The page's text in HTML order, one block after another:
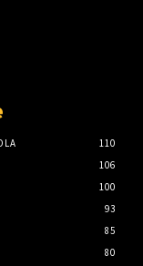
110
106
100
93
85
80